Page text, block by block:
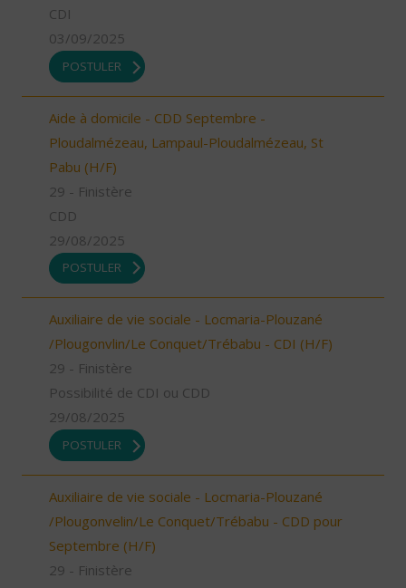
CDI
03/09/2025
POSTULER
Aide à domicile - CDD Septembre -
Ploudalmézeau, Lampaul-Ploudalmézeau, St
Pabu (H/F)
29 - Finistère
CDD
29/08/2025
POSTULER
Auxiliaire de vie sociale - Locmaria-Plouzané
/Plougonvlin/Le Conquet/Trébabu - CDI (H/F)
29 - Finistère
Possibilité de CDI ou CDD
29/08/2025
POSTULER
Auxiliaire de vie sociale - Locmaria-Plouzané
/Plougonvelin/Le Conquet/Trébabu - CDD pour
Septembre (H/F)
29 - Finistère